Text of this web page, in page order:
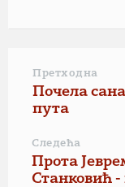
Претходна
Почела
пута
Следећа
Прота
Станковић -